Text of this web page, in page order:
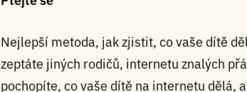
Nejlepší metoda, jak zjistit, co vaše dítě
zeptáte jiných rodičů, internetu znalých
pochopíte, co vaše dítě na internetu dělá,